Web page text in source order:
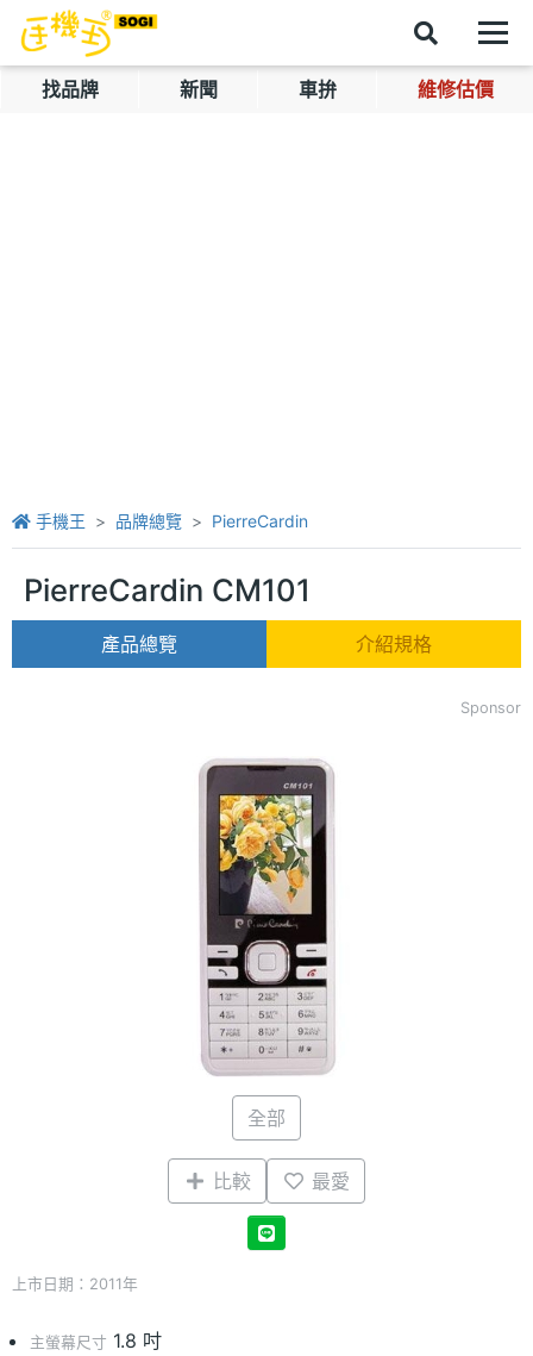
找品牌 新聞 車拚 維修估價
手機王 品牌總覽 PierreCardin
PierreCardin CM101
產品總覽 介紹規格
Sponsor
全部
比較 最愛
上市日期：2011年
主螢幕尺寸 1.8 吋